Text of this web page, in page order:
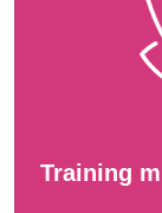
Training